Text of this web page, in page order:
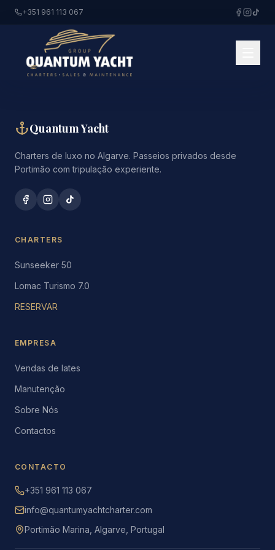
+351 961 113 067
Quantum Yacht
Charters de luxo no Algarve. Passeios privados desde
Portimão com tripulação experiente.
CHARTERS
Sunseeker 50
Lomac Turismo 7.0
RESERVAR
EMPRESA
Vendas de Iates
Manutenção
Sobre Nós
Contactos
CONTACTO
+351 961 113 067
info@quantumyachtcharter.com
Portimão Marina, Algarve, Portugal